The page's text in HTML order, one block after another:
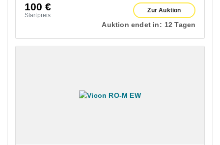
100€
Startpreis
Zur Auktion
Auktion endet in: 12 Tagen